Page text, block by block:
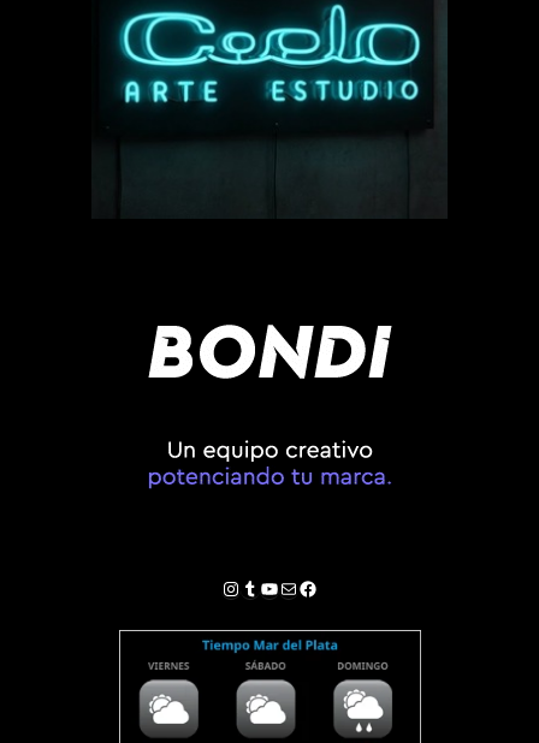
Instagram
Tumblr
YouTube
Correo electrónico
Facebook